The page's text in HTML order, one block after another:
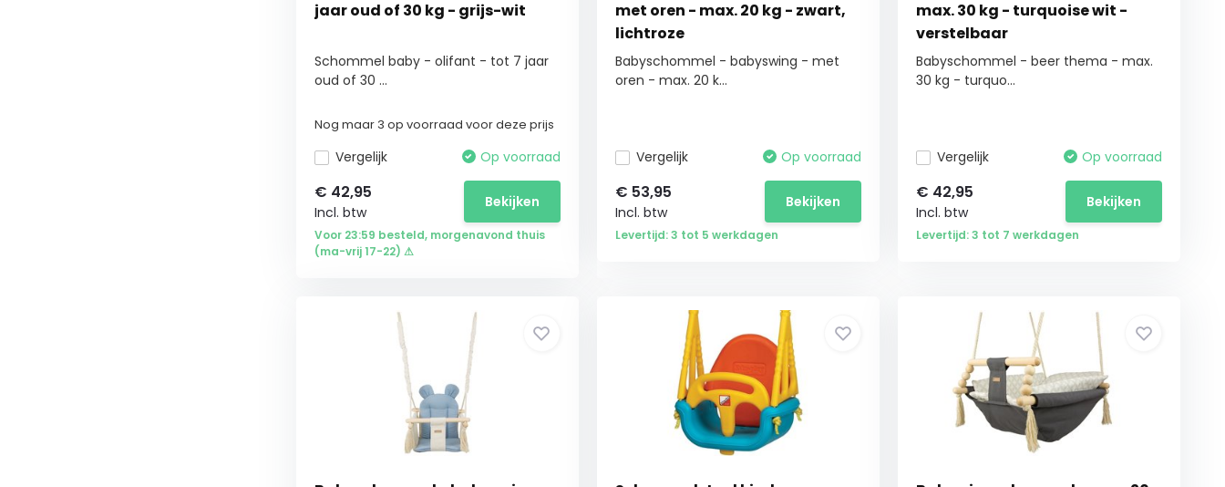
jaar oud of 30 kg - grijs-wit
Schommel baby - olifant - tot 7 jaar
oud of 30 ...
Nog maar 3 op voorraad voor deze prijs
Vergelijk Op voorraad
€ 42,95
Incl. btw
Bekijken
Voor 23:59 besteld, morgenavond thuis
(ma-vrij 17-22) ⚠
met oren - max. 20 kg - zwart,
lichtroze
Babyschommel - babyswing - met
oren - max. 20 k...
Vergelijk Op voorraad
€ 53,95
Incl. btw
Bekijken
Levertijd: 3 tot 5 werkdagen
max. 30 kg - turquoise wit -
verstelbaar
Babyschommel - beer thema - max.
30 kg - turquo...
Vergelijk Op voorraad
€ 42,95
Incl. btw
Bekijken
Levertijd: 3 tot 7 werkdagen